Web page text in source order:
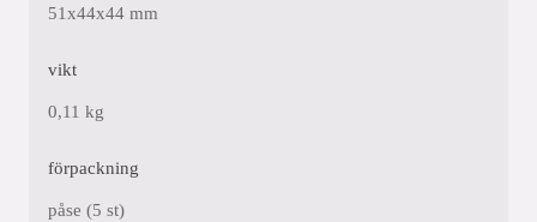
51x44x44 mm
vikt
0,11 kg
förpackning
påse (5 st)